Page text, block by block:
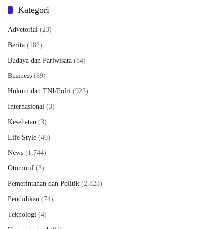
Kategori
Advetorial (23)
Berita (182)
Budaya dan Pariwisata (84)
Business (69)
Hukum dan TNI/Polri (923)
Internasional (3)
Kesehatan (3)
Life Style (40)
News (1,744)
Otomotif (3)
Pemerintahan dan Politik (2,828)
Pendidikan (74)
Teknologi (4)